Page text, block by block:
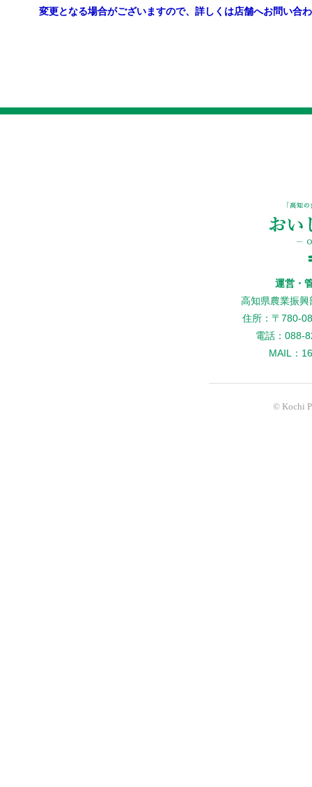
変更となる場合がございますので、詳しくは店舗へお問い合わ
運営・
高知県農業振
住所：〒780-
電話：088-
MAIL：
© Kochi